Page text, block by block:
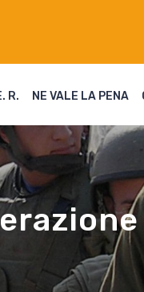
R. NE VALE LA PENA